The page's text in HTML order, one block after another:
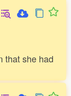
that she had